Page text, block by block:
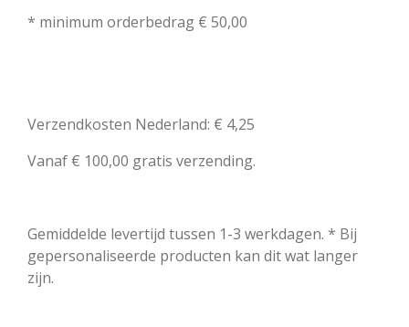
* minimum orderbedrag € 50,00
Verzendkosten Nederland: € 4,25
Vanaf € 100,00 gratis verzending.
Gemiddelde levertijd tussen 1-3 werkdagen. * Bij
gepersonaliseerde producten kan dit wat langer
zijn.